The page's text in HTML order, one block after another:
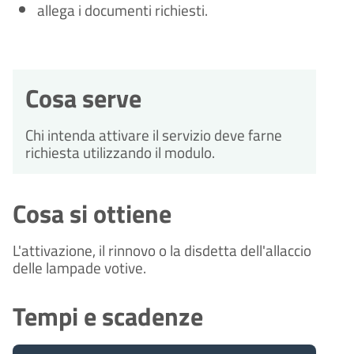
allega i documenti richiesti.
Cosa serve
Chi intenda attivare il servizio deve farne
richiesta utilizzando il modulo.
Cosa si ottiene
L'attivazione, il rinnovo o la disdetta dell'allaccio
delle lampade votive.
Tempi e scadenze